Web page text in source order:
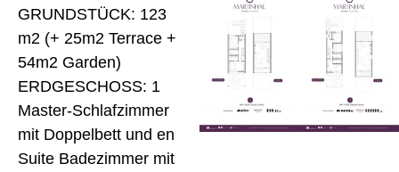
GRUNDSTÜCK: 123
m2 (+ 25m2 Terrace +
54m2 Garden)
ERDGESCHOSS: 1
Master-Schlafzimmer
mit Doppelbett und en
Suite Badezimmer mit